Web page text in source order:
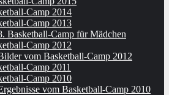
Camp 2014
Camp 2013
Basketball-Camp für Mädchen
Camp 2012
vom Basketball-Camp 2012
Camp 2011
Camp 2010
vom Basketball-Camp 2010